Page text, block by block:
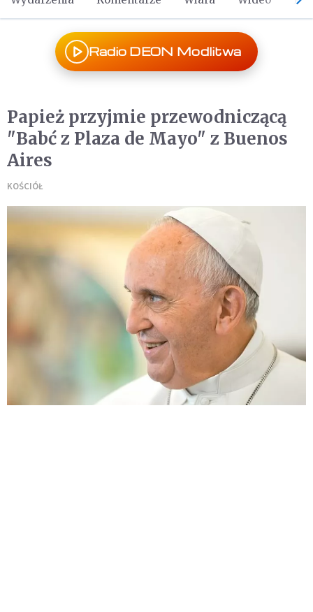
Radio DEON Modlitwa
Papież przyjmie przewodniczącą
"Babć z Plaza de Mayo" z Buenos
Aires
KOŚCIÓŁ